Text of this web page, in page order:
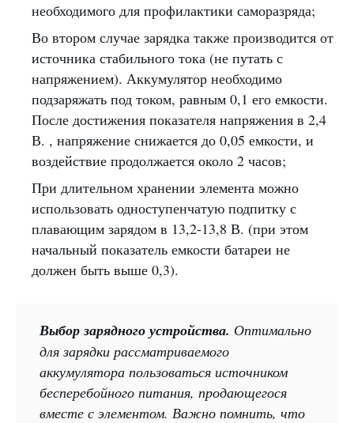
необходимого для профилактики саморазряда;
Во втором случае зарядка также производится от
источника стабильного тока (не путать с
напряжением). Аккумулятор необходимо
подзаряжать под током, равным 0,1 его емкости.
После достижения показателя напряжения в 2,4
В. , напряжение снижается до 0,05 емкости, и
воздействие продолжается около 2 часов;
При длительном хранении элемента можно
использовать одноступенчатую подпитку с
плавающим зарядом в 13,2-13,8 В. (при этом
начальный показатель емкости батареи не
должен быть выше 0,3).
Выбор зарядного устройства. Оптимально
для зарядки рассматриваемого
аккумулятора пользоваться источником
бесперебойного питания, продающегося
вместе с элементом. Важно помнить, что